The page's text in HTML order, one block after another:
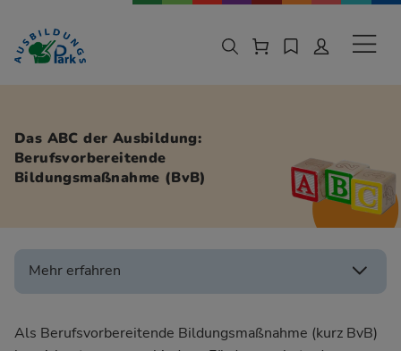
Zur Navigation springen
Zu den Hauptinhalten springen
Das ABC der Ausbildung:
Berufsvorbereitende
Bildungsmaßnahme (BvB)
Als Berufsvorbereitende Bildungsmaßnahme (kurz BvB)
Mehr erfahren